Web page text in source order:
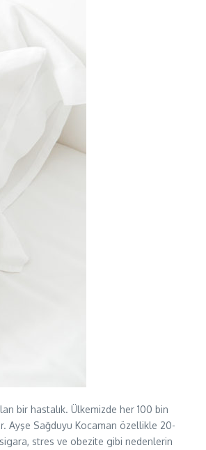
bir hastalık. Ülkemizde her 100 bin
Ayşe Sağduyu Kocaman özellikle 20-
stres ve obezite gibi nedenlerin